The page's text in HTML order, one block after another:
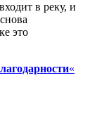
в реку, и
это
«